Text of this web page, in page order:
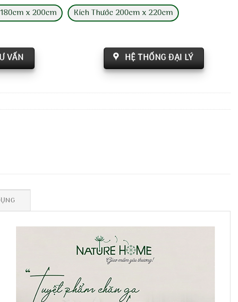
x 200cm Kích Thước 200cm x 220cm
VẤN HỆ THỐNG ĐẠI LÝ